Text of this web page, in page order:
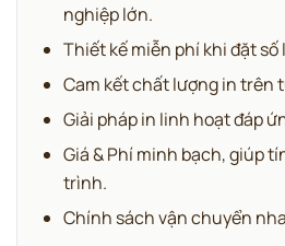
nghiệp lớn.
Thiết kế miễn phí khi đặt số
Cam kết chất lượng in trên
Giải pháp in linh hoạt đáp
Giá & Phí minh bạch, giúp
trình.
Chính sách vận chuyển